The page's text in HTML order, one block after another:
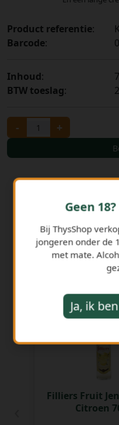
Product referentie:
Barcode:
Inhoud:
BTW toeslag:
- +
Filliers Fruit
Citroen
Geen
Bij ThysShop
jongeren onder de
met mate.
Ja, ik